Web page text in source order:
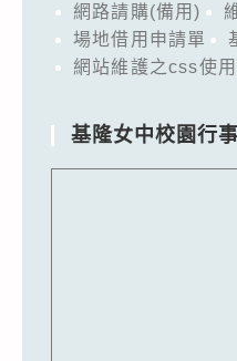
網路請購(備用)
場地借用申請單
網站維護之css使
基隆女中校園行